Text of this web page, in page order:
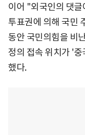
이어 "외국인의 댓글
투표권에 의해 국민
동안 국민의힘을 비
정의 접속 위치가 '
했다.